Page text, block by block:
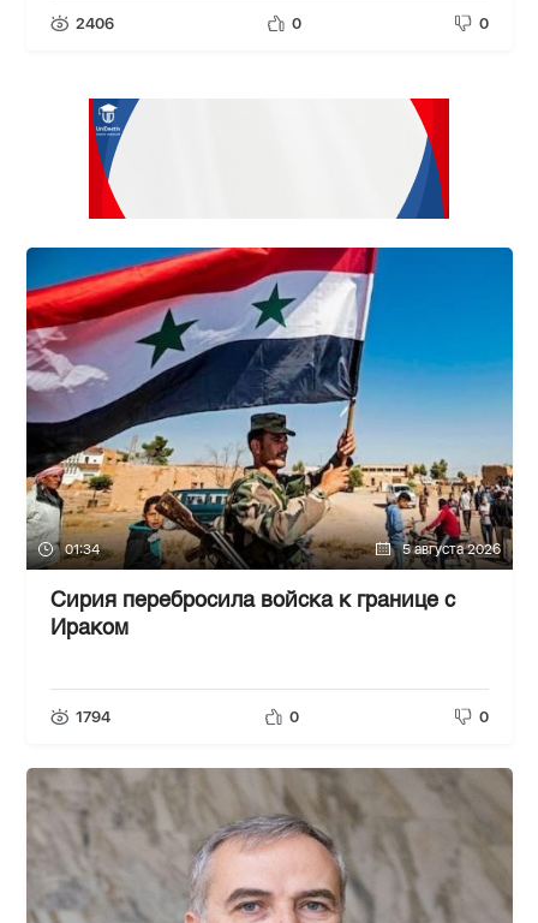
2406 0 0
01:34 5 августа 2026
Сирия перебросила войска к границе с
Ираком
1794 0 0